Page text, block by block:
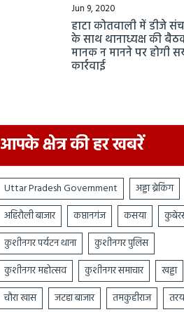
Jun 9, 2020
हाटा कोतवाली में डीजे
के साथ थानाध्यक्ष की
मानक न मानने पर होगी
कार्रवाई
आपके क्षेत्र की हर खबरें
Uttar Pradesh Government
अड्डा ब्रेकिंग
अहिरौली बाजार
कप्तानगंज कसया
कुशीनगर पर्यटन थाना
कुशीनगर पुलिस
कुशीनगर महोत्सव
कुशीनगर समाचार
खड्डा
चौरा खास
जटहा बाजार तमकुहीराज